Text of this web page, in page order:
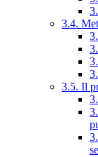
3.4.
3.5. Il